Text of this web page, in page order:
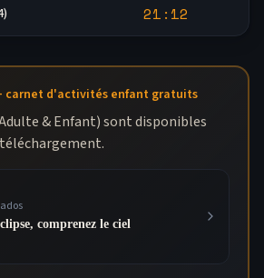
21:12
carnet d'activités enfant gratuits
& Enfant) sont disponibles
comprenez le ciel